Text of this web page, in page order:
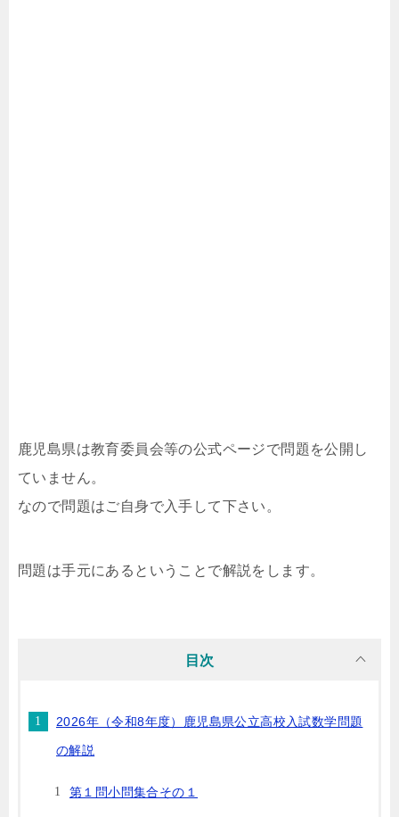
鹿児島県は教育委員会等の公式ページで問題を公開し
ていません。
なので問題はご自身で入手して下さい。
問題は手元にあるということで解説をします。
目次
2026年（令和8年度）鹿児島県公立高校入試数学問題
の解説
第１問小問集合その１